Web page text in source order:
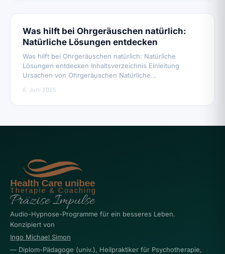
Was hilft bei Ohrgeräuschen natürlich:
Natürliche Lösungen entdecken
Was hilft bei Ohrgeräuschen natürlich: Natürliche
Lösungen entdecken Inhaltsverzeichnis Einleitung
Ursachen von Ohrgeräuschen Natürliche…
6. Juni 2025
Audio-Hypnose-Programme für ein besseres Leben.
Konzipiert von
Ingo Michael Simon
— Diplom-Pädagoge (univ.), Heilpraktiker für Psychotherapie,